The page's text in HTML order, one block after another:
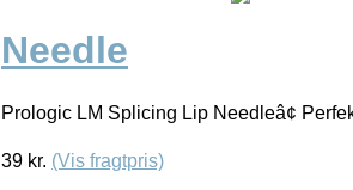
Needle
Prologic LM Splicing Lip Needleâ¢
39 kr. (Vis fragtpris)